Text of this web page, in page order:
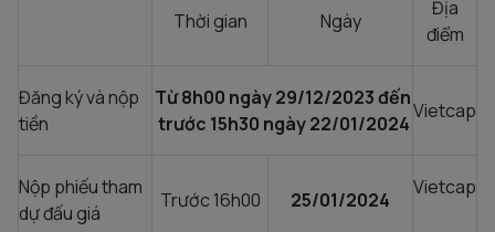
Thời gian Ngày
Địa
điểm
Đăng ký và nộp
tiền
Từ 8h00 ngày 29/12/2023 đến
trước 15h30 ngày 22/01/2024
Vietcap
Nộp phiếu tham
dự đấu giá
Trước 16h00 25/01/2024
Vietcap